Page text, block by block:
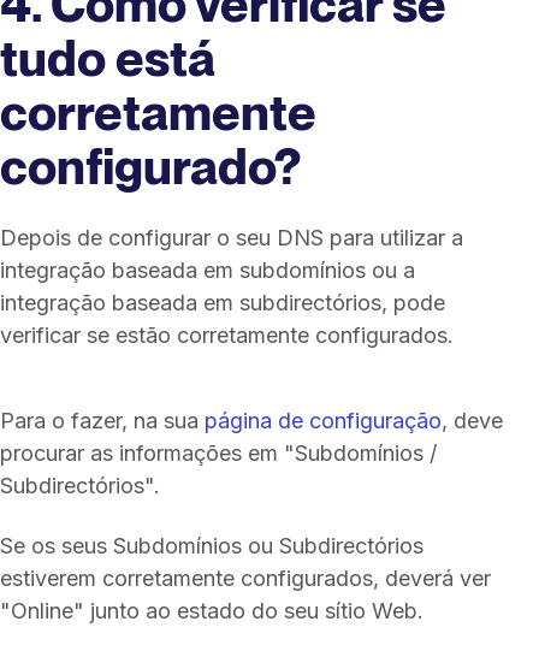
tudo está
corretamente
configurado?
Depois de configurar o seu DNS para utilizar a
integração baseada em subdomínios ou a
integração baseada em subdirectórios, pode
verificar se estão corretamente configurados.
Para o fazer, na sua página de configuração, deve
procurar as informações em "Subdomínios /
Subdirectórios".
Se os seus Subdomínios ou Subdirectórios
estiverem corretamente configurados, deverá ver
"Online" junto ao estado do seu sítio Web.